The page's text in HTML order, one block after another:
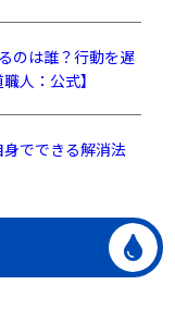
のは誰？行動を遅
人：公式】
でできる解消法